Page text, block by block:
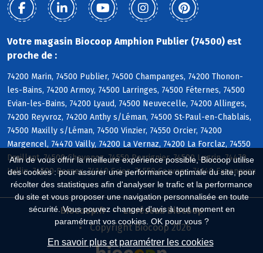
Afin de vous offrir la meilleure expérience possible, Biocoop utilise
des cookies : pour assurer une performance optimale du site, pour
récolter des statistiques afin d'analyser le trafic et la performance
du site et vous proposer une navigation personnalisée en toute
sécurité. Vous pouvez changer d'avis à tout moment en
paramétrant vos cookies. OK pour vous ?
En savoir plus et paramétrer les cookies
Votre magasin Biocoop Amphion Publier (74500) est
proche de :
74200 Marin, 74500 Publier, 74500 Champanges, 74200 Thonon-
les-Bains, 74200 Armoy, 74500 Larringes, 74500 Féternes, 74500
Evian-les-Bains, 74200 Lyaud, 74500 Neuvecelle, 74200 Allinges,
74200 Reyvroz, 74200 Anthy s/Léman, 74500 St-Paul-en-Chablais,
74500 Maxilly s/Léman, 74500 Vinzier, 74550 Orcier, 74200
Margencel, 74470 Vailly, 74200 La Vernaz, 74200 La Forclaz, 74550
Draillant, 74500 Chevenoz, 74550 Perrignier, 74500 Lugrin, 74470
Lullin, 74500 Bernex, 74140 Sciez, 74550 Cervens, 74140 Excenevex
Biocoop.fr
Le réseau Biocoop
Copyright Biocoop 2026